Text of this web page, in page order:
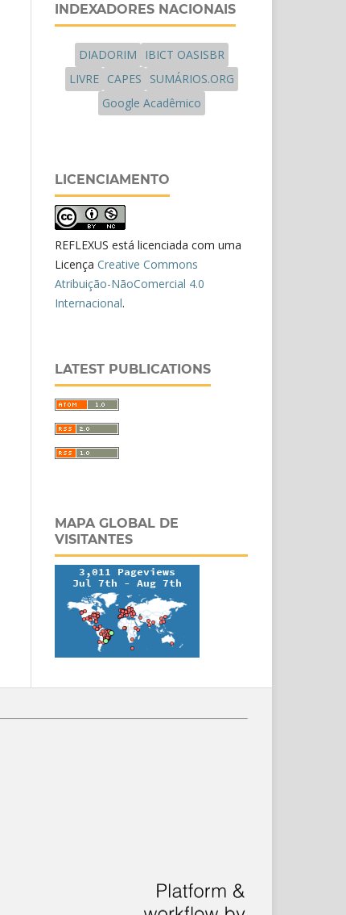
INDEXADORES NACIONAIS
DIADORIM
IBICT OASISBR
LIVRE
CAPES
SUMÁRIOS.ORG
Google Acadêmico
LICENCIAMENTO
REFLEXUS está licenciada com uma
Licença Creative Commons
Atribuição-NãoComercial 4.0
Internacional.
LATEST PUBLICATIONS
MAPA GLOBAL DE
VISITANTES